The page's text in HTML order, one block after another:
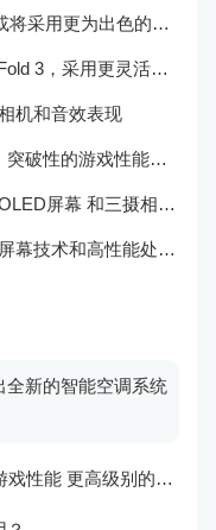
OPPO Reno 7传闻曝光，或将采用更为出色的摄像头和实用功能
Samsung推出新款Galaxy Fold 3，采用更灵活的折叠屏技术和更高效的处理器
机和音效表现
ASUS ROG Phone 6发布：突破性的游戏性能和出众的音频效果
索尼Xperia 5 II搭载经典的 OLED屏幕 和三摄相机，表现非常出色
Xiaomi Mi 13发布：先进的屏幕技术和高性能处理器
全新的智能空调系统
OPPO Find Z2将推出更强大游戏性能 更高级别的音频技术